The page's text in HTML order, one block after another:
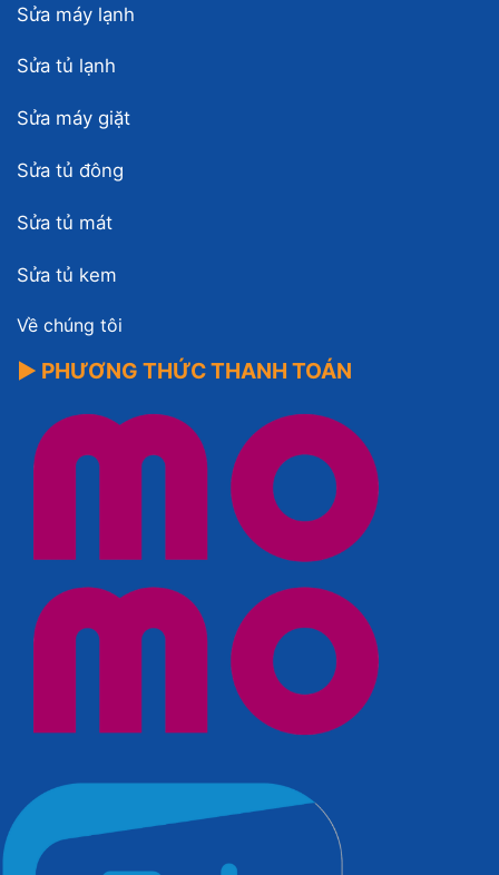
Sửa máy lạnh
Sửa tủ lạnh
Sửa máy giặt
Sửa tủ đông
Sửa tủ mát
Sửa tủ kem
Về chúng tôi
▶ PHƯƠNG THỨC THANH TOÁN